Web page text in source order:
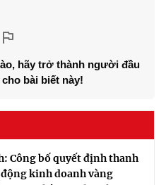
hãy trở thành người đầu
bài biết này!
Công bố quyết định thanh
kinh doanh vàng